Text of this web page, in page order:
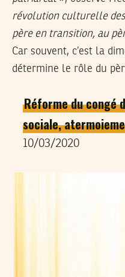
révolution culturelle
père en transition, au
Car souvent, c’est la
détermine le rôle du
Réforme du congé
sociale,
10/03/2020